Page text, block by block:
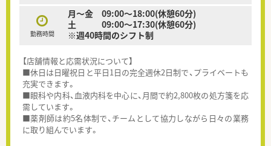
勤務時間
月～金 09:00～18:00(休憩60分)
土 09:00～17:30(休憩60分)
※週40時間のシフト制
【店舗情報と応需状況について】
■休日は日曜祝日と平日1日の完全週休2日制で、プライベートも
充実できます。
■眼科や内科、血液内科を中心に、月間で約2,800枚の処方箋を応
需しています。
■薬剤師は約5名体制で、チームとして協力しながら日々の業務
に取り組んでいます。